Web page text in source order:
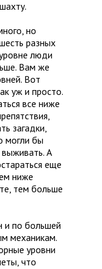
но
разных
люди
Вам же
Вот
уж и просто.
все ниже
загадки,
могли бы
А
еще
ниже
тем больше
и по большей
механикам.
уровни
что